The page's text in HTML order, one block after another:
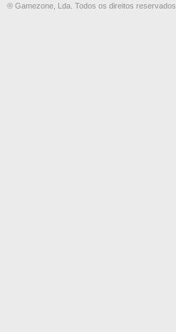
® Gamezone, Lda. Todos os direitos reservados